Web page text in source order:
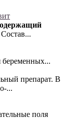
Состав...
беременных...
препарат. В
...
поля